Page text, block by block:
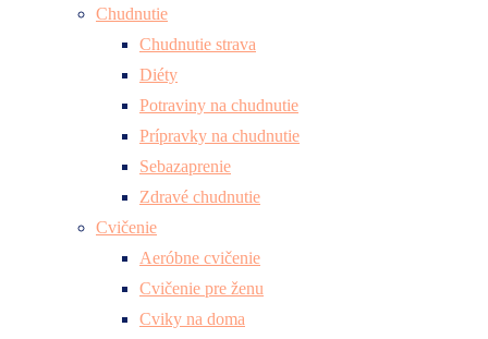
Chudnutie
Chudnutie strava
Diéty
Potraviny na chudnutie
Prípravky na chudnutie
Sebazaprenie
Zdravé chudnutie
Cvičenie
Aeróbne cvičenie
Cvičenie pre ženu
Cviky na doma